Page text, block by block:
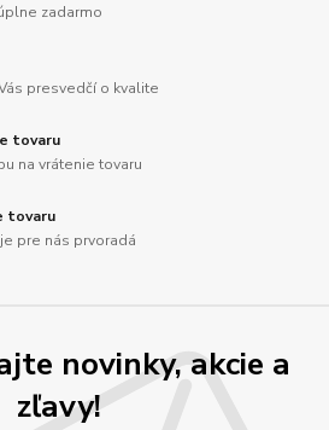
zadarmo
presvedčí o kvalite
tovaru
na vrátenie tovaru
tovaru
pre nás prvoradá
novinky, akcie a
zľavy!